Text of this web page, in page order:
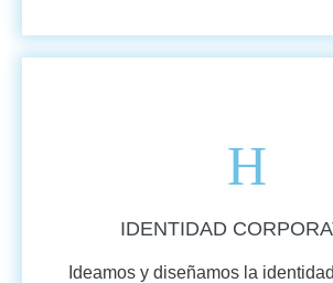
IDENTIDAD
Ideamos y diseñamos la